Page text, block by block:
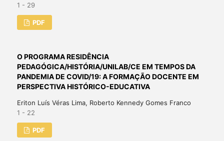
1 - 29
PDF
O PROGRAMA RESIDÊNCIA
PEDAGÓGICA/HISTÓRIA/UNILAB/CE EM TEMPOS DA
PANDEMIA DE COVID/19: A FORMAÇÃO DOCENTE EM
PERSPECTIVA HISTÓRICO-EDUCATIVA
Eriton Luís Véras Lima, Roberto Kennedy Gomes Franco
1 - 22
PDF